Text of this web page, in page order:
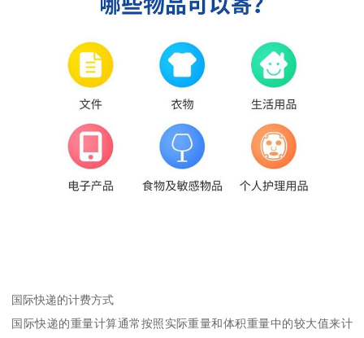
国际快递的计费方式
国际快递的重量计算通常按照实际重量和体积重量中的较大值来计